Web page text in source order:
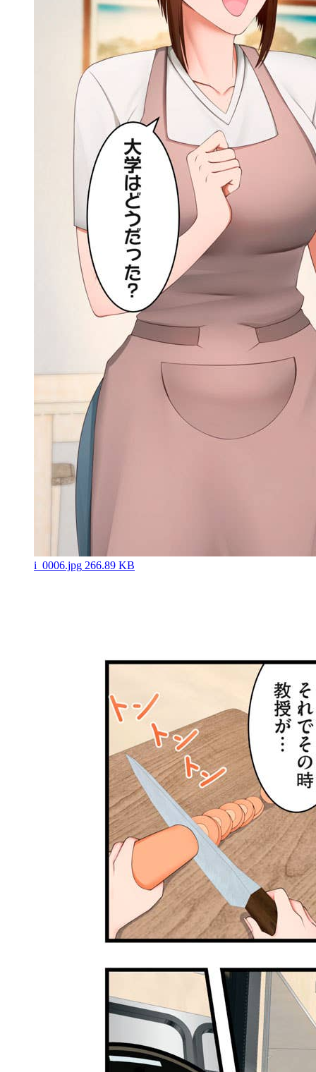
i_0006.jpg 266.89 KB